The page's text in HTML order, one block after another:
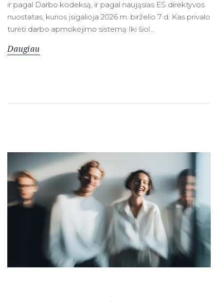
ir pagal Darbo kodeksą, ir pagal naująsias ES direktyvos
nuostatas, kurios įsigalioja 2026 m. birželio 7 d. Kas privalo
turėti darbo apmokėjimo sistemą Iki šiol…
Daugiau